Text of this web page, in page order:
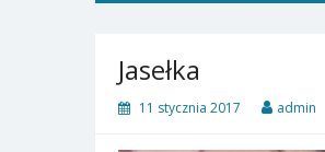
Jasełka
11 stycznia 2017 admin